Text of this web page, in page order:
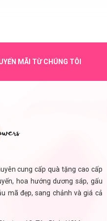
MÃI TỪ CHÚNG TÔI
cung cấp quà tặng cao cấp
hoa hướng dương sáp, gấu
mã đẹp, sang chảnh và giá cả